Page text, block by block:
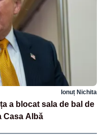
Ionuț Nichita
a blocat sala de bal de
Casa Albă